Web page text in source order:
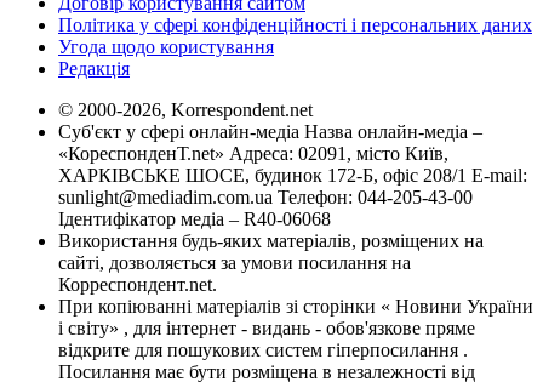
Політика у сфері конфіденційності і персональних даних
Угода щодо користування
Редакція
© 2000-2026, Korrespondent.net
Суб'єкт у сфері онлайн-медіа Назва онлайн-медіа –
«КореспонденТ.net» Адреса: 02091, місто Київ,
ХАРКІВСЬКЕ ШОСЕ, будинок 172-Б, офіс 208/1 E-mail:
sunlight@mediadim.com.ua Телефон: 044-205-43-00
Ідентифікатор медіа – R40-06068
Використання будь-яких матеріалів, розміщених на
сайті, дозволяється за умови посилання на
Корреспондент.net.
При копіюванні матеріалів зі сторінки « Новини України
і світу» , для інтернет - видань - обов'язкове пряме
відкрите для пошукових систем гіперпосилання .
Посилання має бути розміщена в незалежності від